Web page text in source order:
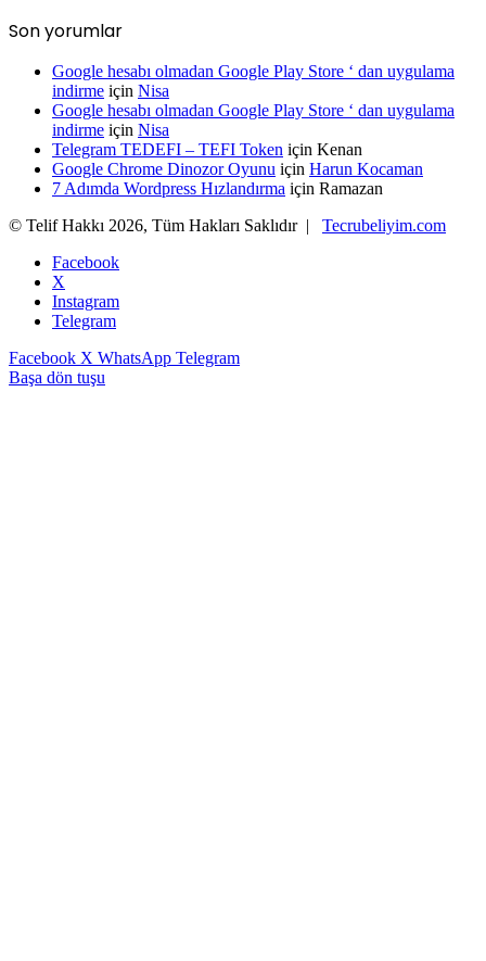
Son yorumlar
Google hesabı olmadan Google Play Store ‘ dan uygulama
indirme için Nisa
Google hesabı olmadan Google Play Store ‘ dan uygulama
indirme için Nisa
Telegram TEDEFI – TEFI Token için Kenan
Google Chrome Dinozor Oyunu için Harun Kocaman
7 Adımda Wordpress Hızlandırma için Ramazan
© Telif Hakkı 2026, Tüm Hakları Saklıdır | Tecrubeliyim.com
Facebook
X
Instagram
Telegram
Facebook X WhatsApp Telegram
Başa dön tuşu